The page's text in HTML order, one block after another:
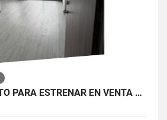
[BV] APARTAMENTO PARA ESTRENAR EN VENTA POR LA VÍA LAS PALMAS